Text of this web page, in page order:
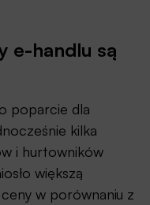
e-handlu są
poparcie dla
kilka
i hurtowników
większą
w porównaniu z